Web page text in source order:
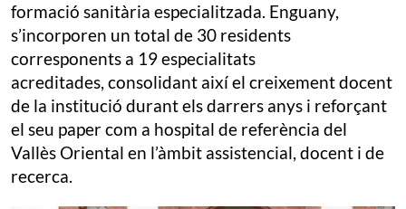
formació sanitària especialitzada. Enguany,
s’incorporen un total de 30 residents
corresponents a 19 especialitats
acreditades, consolidant així el creixement docent
de la institució durant els darrers anys i reforçant
el seu paper com a hospital de referència del
Vallès Oriental en l’àmbit assistencial, docent i de
recerca.